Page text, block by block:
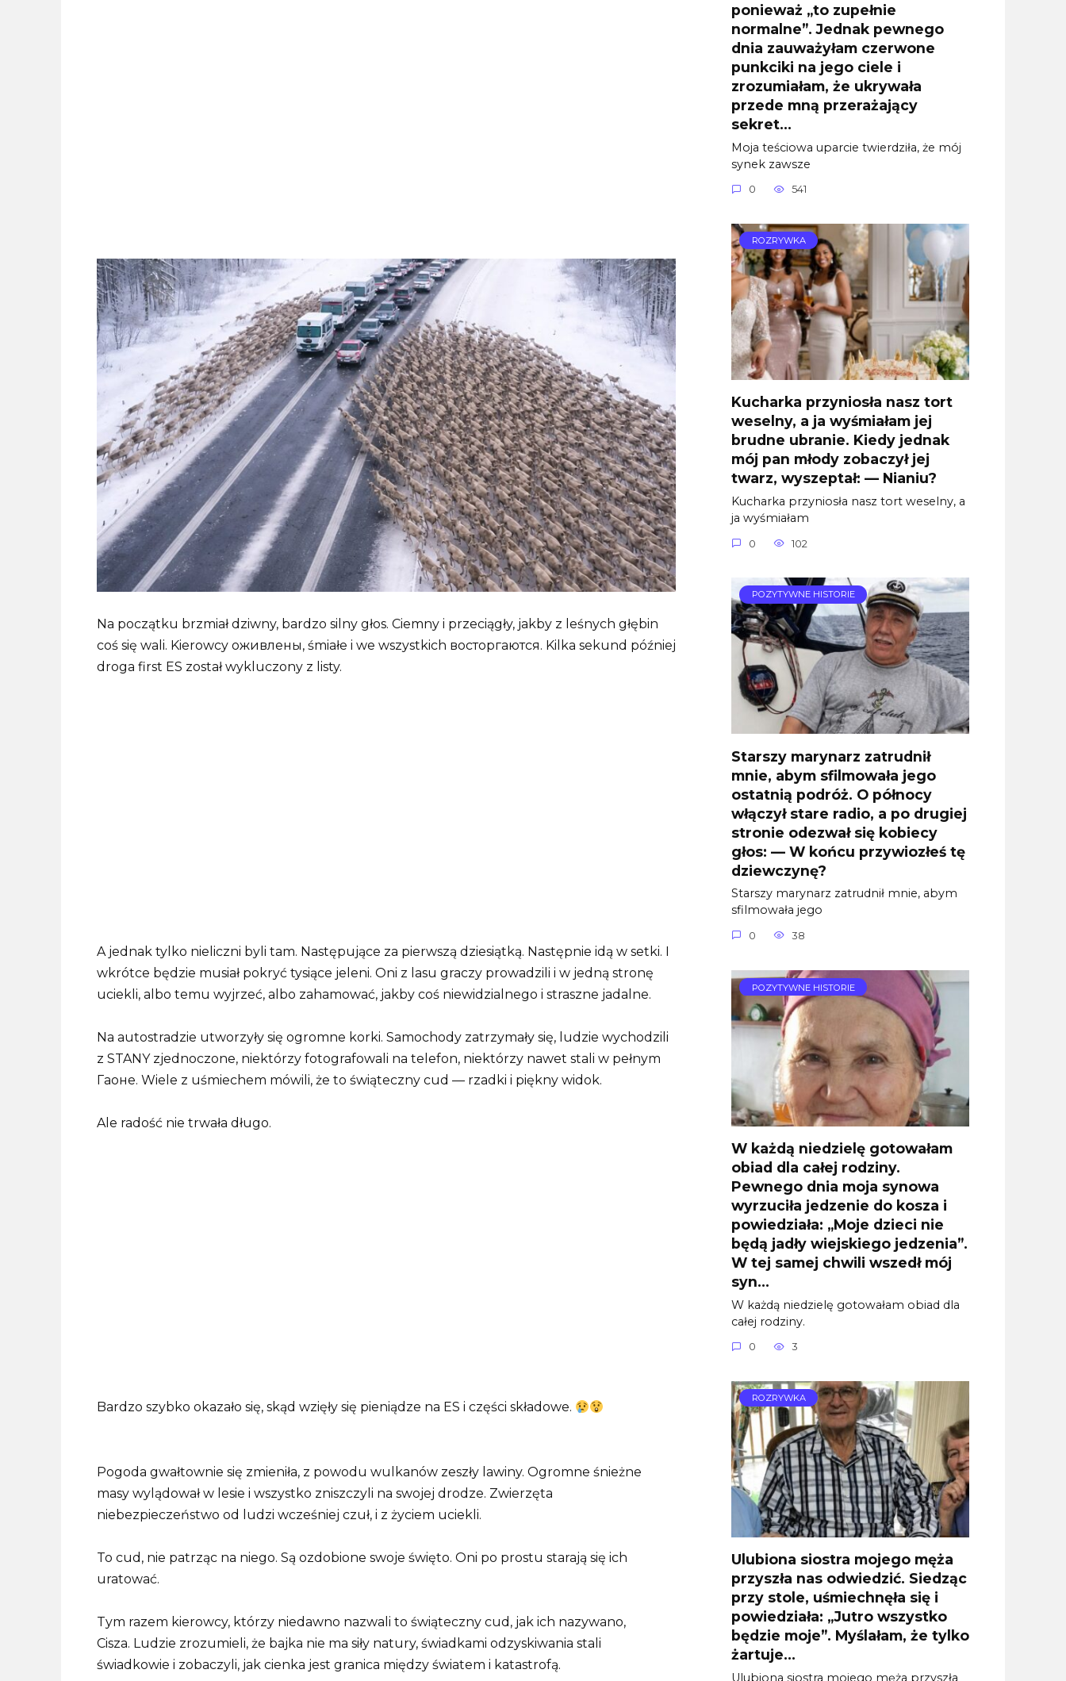
Na początku brzmiał dziwny, bardzo silny głos. Ciemny i przeciągły, jakby z leśnych głębin
coś się wali. Kierowcy оживлены, śmiałe i we wszystkich восторгаются. Kilka sekund później
droga first ES został wykluczony z listy.
A jednak tylko nieliczni byli tam. Następujące za pierwszą dziesiątką. Następnie idą w setki. I
wkrótce będzie musiał pokryć tysiące jeleni. Oni z lasu graczy prowadzili i w jedną stronę
uciekli, albo temu wyjrzeć, albo zahamować, jakby coś niewidzialnego i straszne jadalne.
Na autostradzie utworzyły się ogromne korki. Samochody zatrzymały się, ludzie wychodzili
z STANY zjednoczone, niektórzy fotografowali na telefon, niektórzy nawet stali w pełnym
Гаоне. Wiele z uśmiechem mówili, że to świąteczny cud — rzadki i piękny widok.
Ale radość nie trwała długo.
Bardzo szybko okazało się, skąd wzięły się pieniądze na ES i części składowe.
Pogoda gwałtownie się zmieniła, z powodu wulkanów zeszły lawiny. Ogromne śnieżne
masy wylądował w lesie i wszystko zniszczyli na swojej drodze. Zwierzęta
niebezpieczeństwo od ludzi wcześniej czuł, i z życiem uciekli.
To cud, nie patrząc na niego. Są ozdobione swoje święto. Oni po prostu starają się ich
uratować.
Tym razem kierowcy, którzy niedawno nazwali to świąteczny cud, jak ich nazywano,
Cisza. Ludzie zrozumieli, że bajka nie ma siły natury, świadkami odzyskiwania stali
świadkowie i zobaczyli, jak cienka jest granica między światem i katastrofą.
ponieważ „to zupełnie
normalne”. Jednak pewnego
dnia zauważyłam czerwone
punkciki na jego ciele i
zrozumiałam, że ukrywała
przede mną przerażający
sekret…
Moja teściowa uparcie twierdziła, że mój
synek zawsze
0 541
ROZRYWKA
Kucharka przyniosła nasz tort
weselny, a ja wyśmiałam jej
brudne ubranie. Kiedy jednak
mój pan młody zobaczył jej
twarz, wyszeptał: — Nianiu?
Kucharka przyniosła nasz tort weselny, a
ja wyśmiałam
0 102
POZYTYWNE HISTORIE
Starszy marynarz zatrudnił
mnie, abym sfilmowała jego
ostatnią podróż. O północy
włączył stare radio, a po drugiej
stronie odezwał się kobiecy
głos: — W końcu przywiozłeś tę
dziewczynę?
Starszy marynarz zatrudnił mnie, abym
sfilmowała jego
0 38
POZYTYWNE HISTORIE
W każdą niedzielę gotowałam
obiad dla całej rodziny.
Pewnego dnia moja synowa
wyrzuciła jedzenie do kosza i
powiedziała: „Moje dzieci nie
będą jadły wiejskiego jedzenia”.
W tej samej chwili wszedł mój
syn…
W każdą niedzielę gotowałam obiad dla
całej rodziny.
0 3
ROZRYWKA
Ulubiona siostra mojego męża
przyszła nas odwiedzić. Siedząc
przy stole, uśmiechnęła się i
powiedziała: „Jutro wszystko
będzie moje”. Myślałam, że tylko
żartuje…
Ulubiona siostra mojego męża przyszła